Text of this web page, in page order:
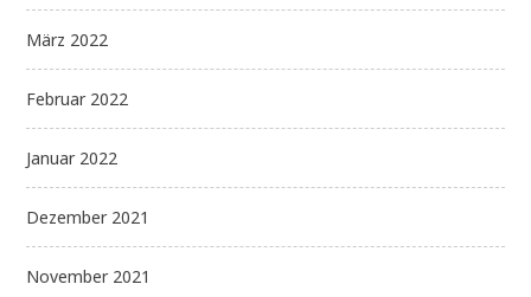
März 2022
Februar 2022
Januar 2022
Dezember 2021
November 2021